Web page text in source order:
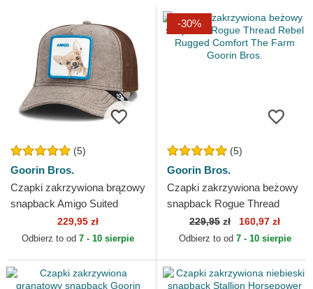
(5)
Goorin Bros.
Czapki zakrzywiona brązowy
snapback Amigo Suited
Friend Business Professional
The Farm Goorin Bros.
229,95 zł
Odbierz to od 7 - 10 sierpie
-30%
(5)
Goorin Bros.
Czapki zakrzywiona beżowy
snapback Rogue Thread
Rebel Rugged Comfort The
Farm Goorin Bros.
229,95 zł 160,97 zł
Odbierz to od 7 - 10 sierpie